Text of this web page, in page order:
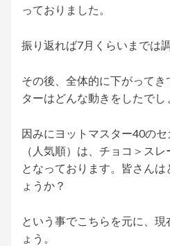
っておりました。
振り返れば7月くらいまでは
その後、全体的に下がってき
ターはどんな動きをしたでし
因みにヨットマスター40の
（人気順）は、チョコ＞ス
となっております。皆さん
ょうか？
という事でこちらを元に、
ょう。